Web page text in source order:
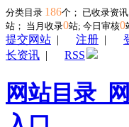
分类目录 186个； 已收录资讯
站； 当月收录0站; 今日审核0
提交网站 | 注册 |
长资讯 | RSS
网站目录_